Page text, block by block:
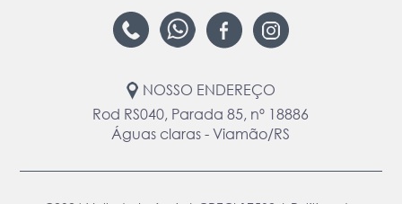
NOSSO ENDEREÇO
Rod RS040, Parada 85, nº 18886
Águas claras - Viamão/RS